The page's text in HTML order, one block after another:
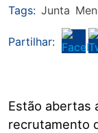
Tags: Junta
Partilhar:
Estão abertas
recrutamento